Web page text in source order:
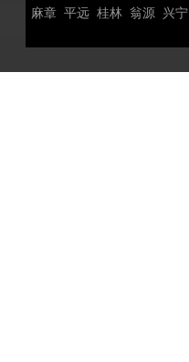
麻章 平远 桂林 翁源 兴宁